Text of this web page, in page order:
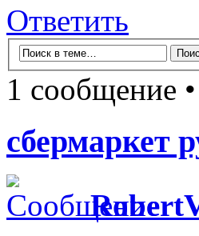
Ответить
1 сообщение
сбермаркет